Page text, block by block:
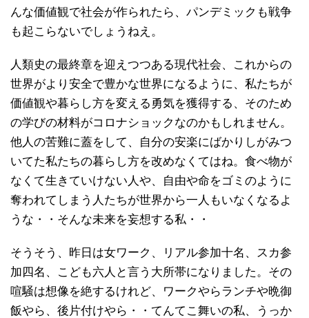
んな価値観で社会が作られたら、パンデミックも戦争
も起こらないでしょうねえ。
人類史の最終章を迎えつつある現代社会、これからの
世界がより安全で豊かな世界になるように、私たちが
価値観や暮らし方を変える勇気を獲得する、そのため
の学びの材料がコロナショックなのかもしれません。
他人の苦難に蓋をして、自分の安楽にばかりしがみつ
いてた私たちの暮らし方を改めなくてはね。食べ物が
なくて生きていけない人や、自由や命をゴミのように
奪われてしまう人たちが世界から一人もいなくなるよ
うな・・そんな未来を妄想する私・・
そうそう、昨日は女ワーク、リアル参加十名、スカ参
加四名、こども六人と言う大所帯になりました。その
喧騒は想像を絶するけれど、ワークやらランチや晩御
飯やら、後片付けやら・・てんてこ舞いの私、うっか